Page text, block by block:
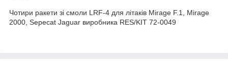
Чотири ракети зі смоли LRF-4 для літаків Mirage F.1, Mirage
2000, Sepecat Jaguar виробника RES/KIT 72-0049